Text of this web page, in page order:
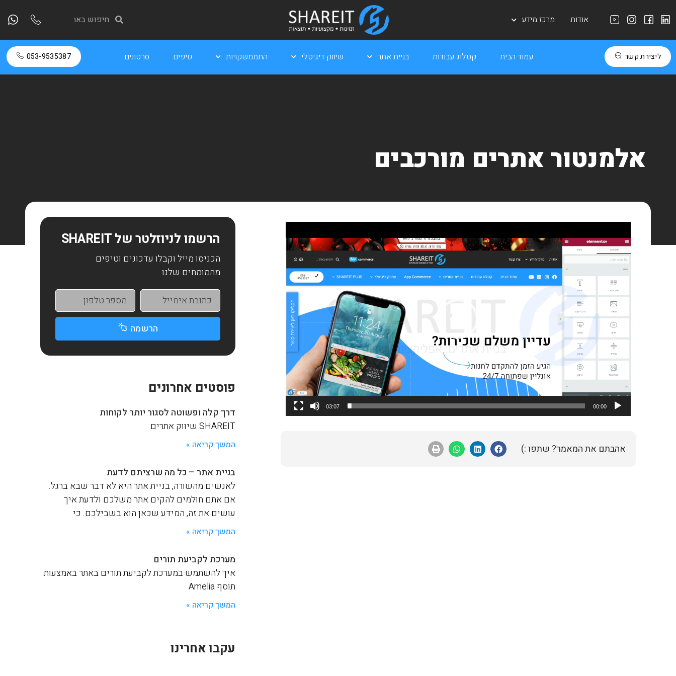
אודות מרכז מידע
ליצירת קשר עמוד הבית קטלוג עבודות בניית אתר שיווק דיגיטלי התממשקויות טיפים סרטונים 053-9535387
אלמנטור אתרים מורכבים
וידאו
00:00
03:07
אהבתם את המאמר? שתפו :)
הרשמו לניוזלטר של SHAREIT
הכניסו מייל וקבלו עדכונים וטיפים
מהמומחים שלנו
הרשמה
פוסטים אחרונים
דרך קלה ופשוטה לסגור יותר לקוחות
SHAREIT שיווק אתרים
המשך קריאה »
בניית אתר – כל מה שרציתם לדעת
לאנשים מהשורה, בניית אתר היא לא דבר שבא ברגל.
אם אתם חולמים להקים אתר משלכם ולדעת איך
עושים את זה, המידע שכאן הוא בשבילכם. כי
המשך קריאה »
מערכת לקביעת תורים
איך להשתמש במערכת לקביעת תורים באתר באמצעות
תוסף Amelia
המשך קריאה »
עקבו אחרינו